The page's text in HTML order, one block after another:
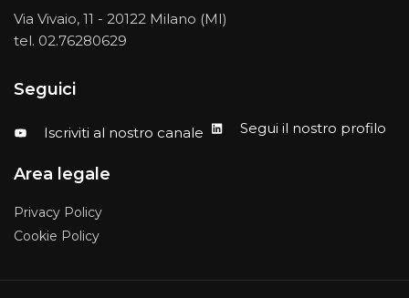
Via Vivaio, 11 - 20122 Milano (MI)
tel. 02.76280629
Seguici
Iscriviti al nostro canale Segui il nostro profilo
Area legale
Privacy Policy
Cookie Policy